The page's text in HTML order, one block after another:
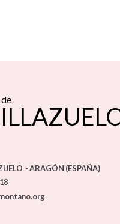
- ARAGÓN (ESPAÑA)